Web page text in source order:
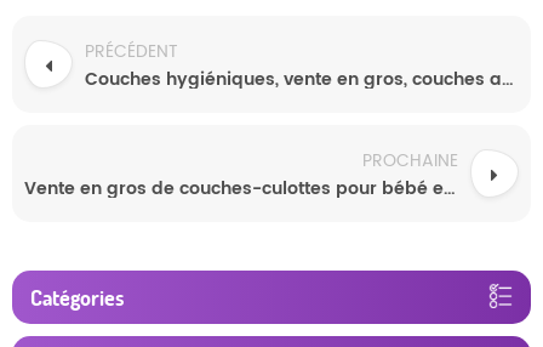
PRÉCÉDENT
Couches hygiéniques, vente en gros, couches abordables, couches pour bébé de qualité supérieure
PROCHAINE
Vente en gros de couches-culottes pour bébé en balles de Chine, couches-culottes biologiques douces pour la peau
Catégories